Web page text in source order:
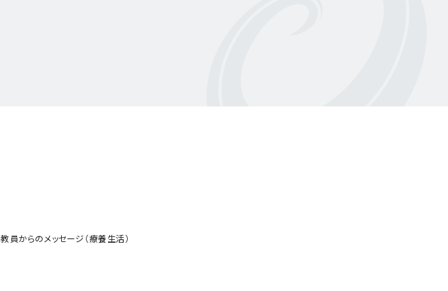
教員からのメッセージ（療養生活）